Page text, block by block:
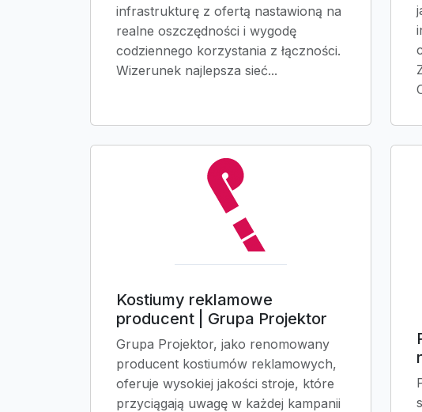
infrastrukturę z ofertą nastawioną na
realne oszczędności i wygodę
codziennego korzystania z łączności.
Wizerunek najlepsza sieć...
Kostiumy reklamowe
producent | Grupa Projektor
Grupa Projektor, jako renomowany
producent kostiumów reklamowych,
oferuje wysokiej jakości stroje, które
przyciągają uwagę w każdej kampanii